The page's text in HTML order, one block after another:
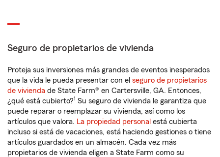
Seguro de propietarios de vivienda
Proteja sus inversiones más grandes de eventos inesperados
que la vida le pueda presentar con el seguro de propietarios
de vivienda de State Farm® en Cartersville, GA. Entonces,
¿qué está cubierto?1 Su seguro de vivienda le garantiza que
puede reparar o reemplazar su vivienda, así como los
artículos que valora. La propiedad personal está cubierta
incluso si está de vacaciones, está haciendo gestiones o tiene
artículos guardados en un almacén. Cada vez más
propietarios de vivienda eligen a State Farm como su